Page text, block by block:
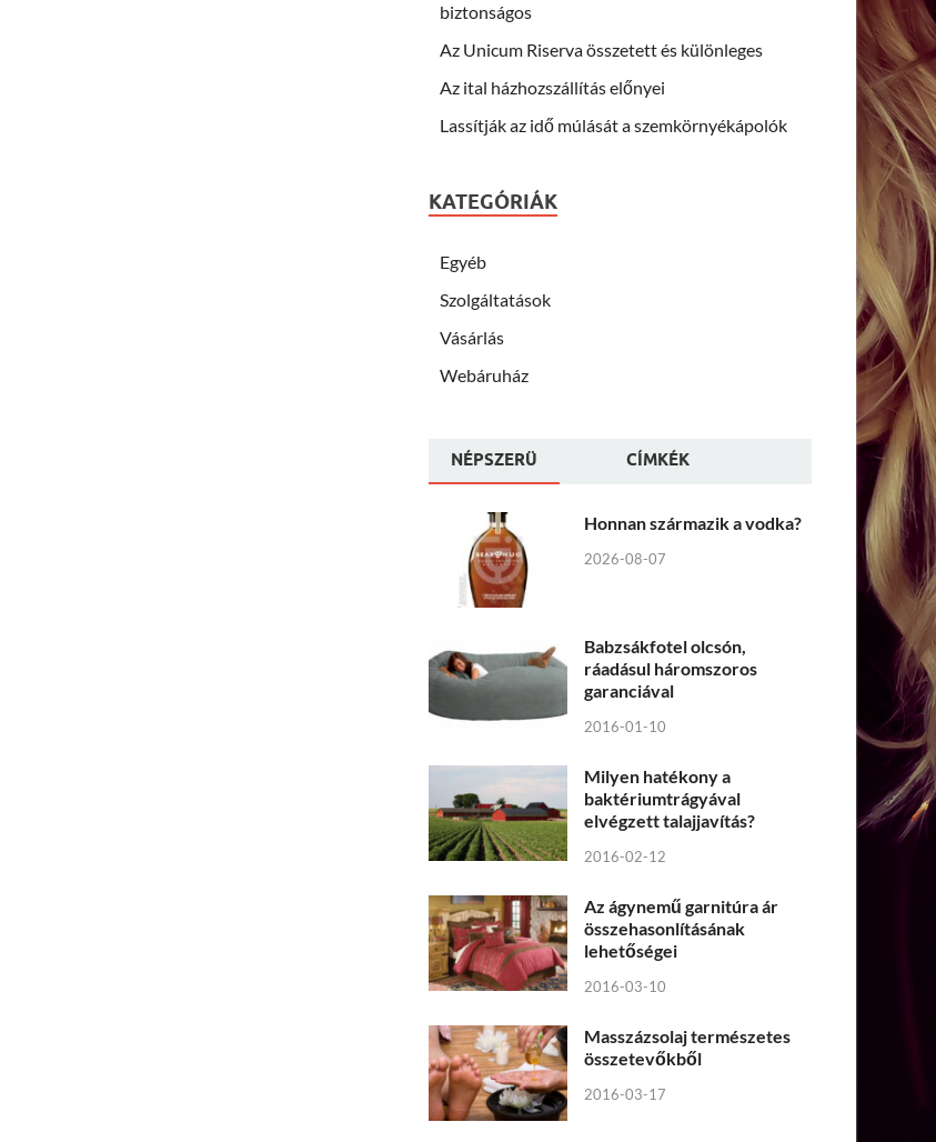
biztonságos
Az Unicum Riserva összetett és különleges
Az ital házhozszállítás előnyei
Lassítják az idő múlását a szemkörnyékápolók
KATEGÓRIÁK
Egyéb
Szolgáltatások
Vásárlás
Webáruház
NÉPSZERÜ CÍMKÉK
Honnan származik a vodka?
2026-08-07
Babzsákfotel olcsón,
ráadásul háromszoros
garanciával
2016-01-10
Milyen hatékony a
baktériumtrágyával
elvégzett talajjavítás?
2016-02-12
Az ágynemű garnitúra ár
összehasonlításának
lehetőségei
2016-03-10
Masszázsolaj természetes
összetevőkből
2016-03-17